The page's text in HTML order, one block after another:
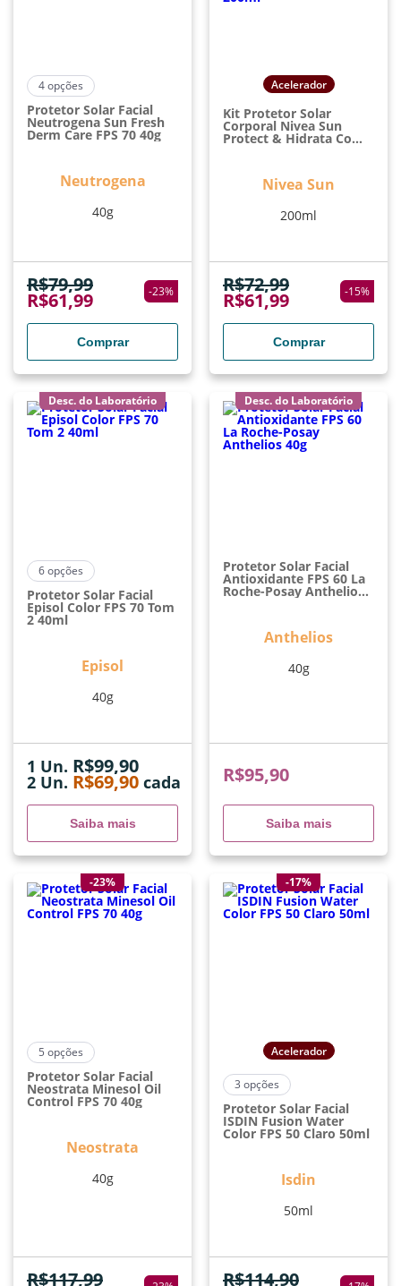
4opções
Protetor Solar Facial
Neutrogena Sun Fresh
Derm Care FPS 70 40g
Neutrogena
40g
R$79,99
R$61,99 -23%
Comprar
Acelerador
Kit Protetor Solar
Corporal Nivea Sun
Protect & Hidrata Com
Protetor Adulto FPS 50
Nivea Sun
200ml
R$72,99
R$61,99 -15%
Comprar
Desc. do Laboratório
6opções
Protetor Solar Facial
Episol Color FPS 70 Tom
2 40ml
Episol
40g
1 Un. R$99,90
2 Un. R$69,90 cada
Saiba mais
Desc. do Laboratório
Protetor Solar Facial
Antioxidante FPS 60 La
Roche-Posay Anthelios
Anthelios
40g
R$95,90
Saiba mais
-23%
5 opções
Protetor Solar Facial
Neostrata Minesol Oil
Control FPS 70 40g
Neostrata
40g
R$117,99
-17%
Acelerador
3 opções
Protetor Solar Facial
ISDIN Fusion Water
Color FPS 50 Claro 50ml
Isdin
50ml
R$114,90